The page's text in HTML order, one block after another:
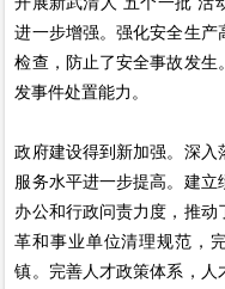
进一步增强。强化安全生
检查，防止了安全事故发
发事件处置能力。
政府建设得到新加强。深入
服务水平进一步提高。建
办公和行政问责力度，推
革和事业单位清理规范，
镇。完善人才政策体系，人